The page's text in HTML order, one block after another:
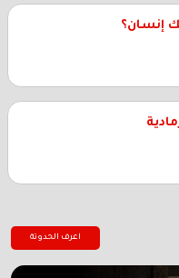
إنسان؟
اعرف الحدوتة